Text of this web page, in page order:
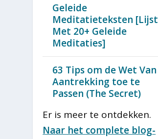
Geleide
Meditatieteksten [Lijst
Met 20+ Geleide
Meditaties]
63 Tips om de Wet Van
Aantrekking toe te
Passen (The Secret)
Er is meer te ontdekken.
Naar het complete blog-